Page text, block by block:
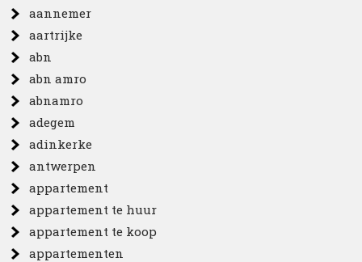
aannemer
aartrijke
abn
abn amro
abnamro
adegem
adinkerke
antwerpen
appartement
appartement te huur
appartement te koop
appartementen